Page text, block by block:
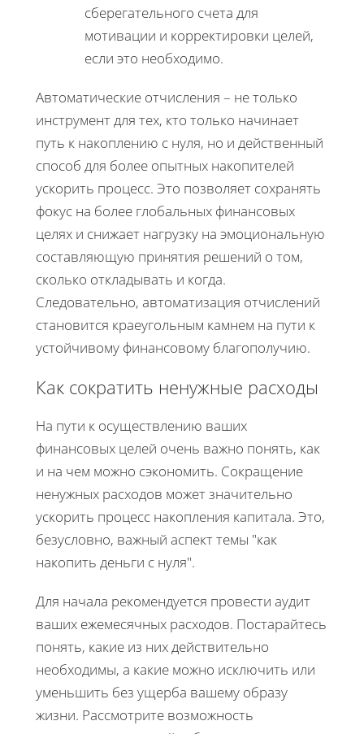
сберегательного счета для
мотивации и корректировки целей,
если это необходимо.
Автоматические отчисления – не только
инструмент для тех, кто только начинает
путь к накоплению с нуля, но и действенный
способ для более опытных накопителей
ускорить процесс. Это позволяет сохранять
фокус на более глобальных финансовых
целях и снижает нагрузку на эмоциональную
составляющую принятия решений о том,
сколько откладывать и когда.
Следовательно, автоматизация отчислений
становится краеугольным камнем на пути к
устойчивому финансовому благополучию.
Как сократить ненужные расходы
На пути к осуществлению ваших
финансовых целей очень важно понять, как
и на чем можно сэкономить. Сокращение
ненужных расходов может значительно
ускорить процесс накопления капитала. Это,
безусловно, важный аспект темы "как
накопить деньги с нуля".
Для начала рекомендуется провести аудит
ваших ежемесячных расходов. Постарайтесь
понять, какие из них действительно
необходимы, а какие можно исключить или
уменьшить без ущерба вашему образу
жизни. Рассмотрите возможность